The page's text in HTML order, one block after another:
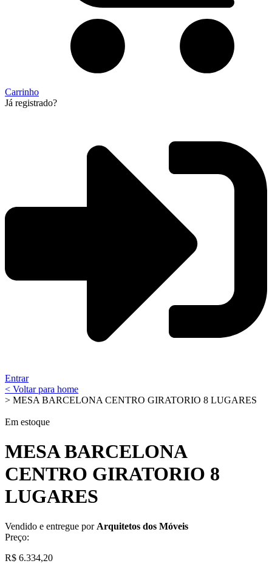
Carrinho
Já registrado?
Entrar
< Voltar para home
> MESA BARCELONA CENTRO GIRATORIO 8 LUGARES
Em estoque
MESA BARCELONA
CENTRO GIRATORIO 8
LUGARES
Vendido e entregue por Arquitetos dos Móveis
Preço:
R$ 6.334,20